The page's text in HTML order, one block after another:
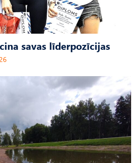
savas līderpozīcijas